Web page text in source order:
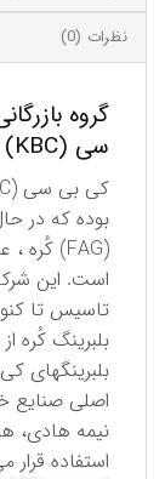
نظرات (0)
گروه
سی (KBC) کره جنوبی در ایران
بوده كه در
تاسیس تا
بلبرینگ كُره
اصلی صنایع
نیمه هادی،
استفاده قرار